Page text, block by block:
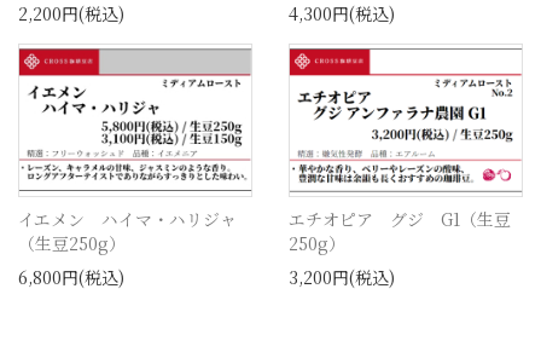
2,200円(税込)
4,300円(税込)
イエメン ハイマ・ハリジャ
（生豆250g）
6,800円(税込)
エチオピア グジ G1（生豆
250g）
3,200円(税込)